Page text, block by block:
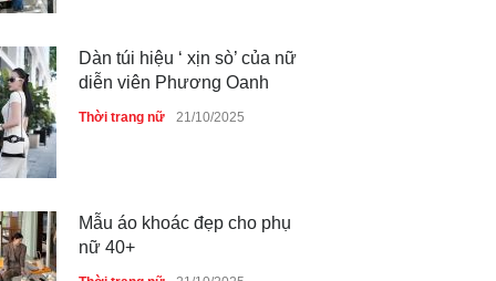
Dàn túi hiệu ‘ xịn sò’ của nữ
diễn viên Phương Oanh
Thời trang nữ 21/10/2025
Mẫu áo khoác đẹp cho phụ
nữ 40+